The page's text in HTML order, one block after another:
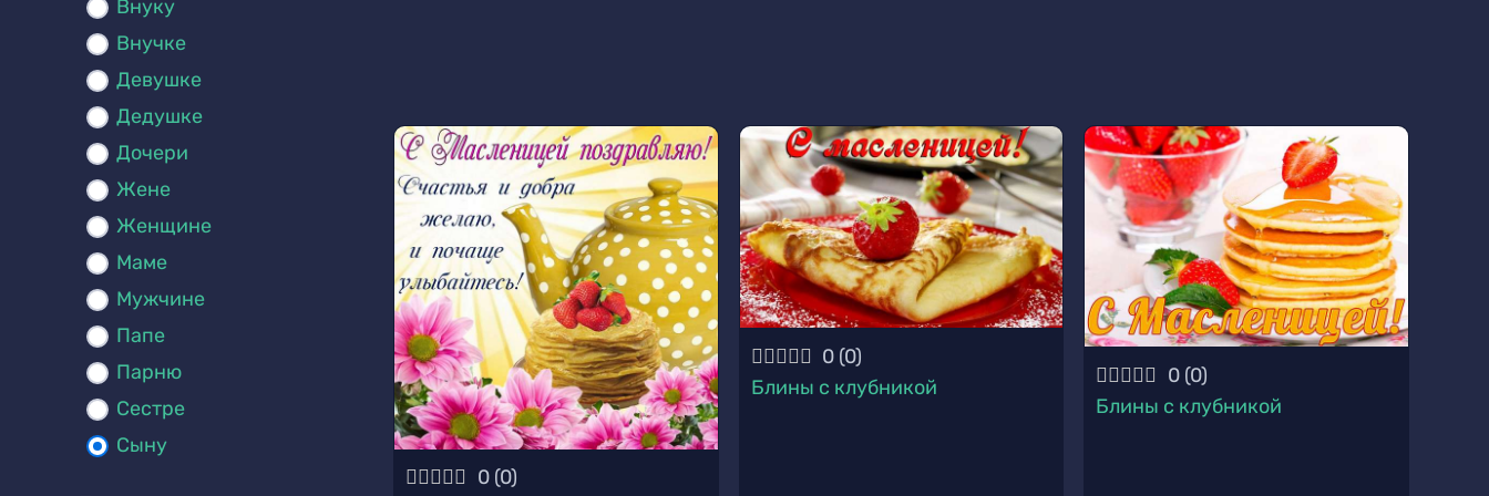
Внуку
Внучке
Девушке
Дедушке
Дочери
Жене
Женщине
Маме
Мужчине
Папе
Парню
Сестре
Сыну
0 (0)
0 (0)
Блины с клубникой
0 (0)
Блины с клубникой